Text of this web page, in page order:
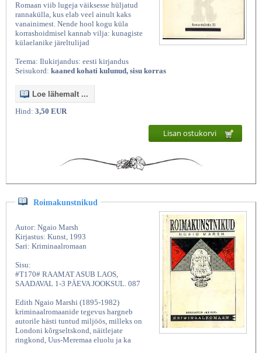
Romaan viib lugeja väiksesse hüljatud
rannakülla, kus elab veel ainult kaks
vanainimest. Nende hool kogu küla
korrashoidmisel kannab vilja: kunagiste
külaelanike järeltulijad
Teema: Ilukirjandus: eesti kirjandus
Seisukord: kaaned kohati kulunud, sisu korras
Loe lähemalt ...
Hind: 3,50 EUR
Lisan ostukorvi
Roimakunstnikud
Autor: Ngaio Marsh
Kirjastus: Kunst, 1993
Sari: Kriminaalromaan
Sisu:
#T170# RAAMAT ASUB LAOS,
SAADAVAL 1-3 PÄEVA JOOKSUL. 087
Edith Ngaio Marshi (1895-1982)
kriminaalromaanide tegevus hargneb
autorile hästi tuntud miljöös, milleks on
Londoni kõrgseltskond, näitlejate
ringkond, Uus-Meremaa eluolu ja ka